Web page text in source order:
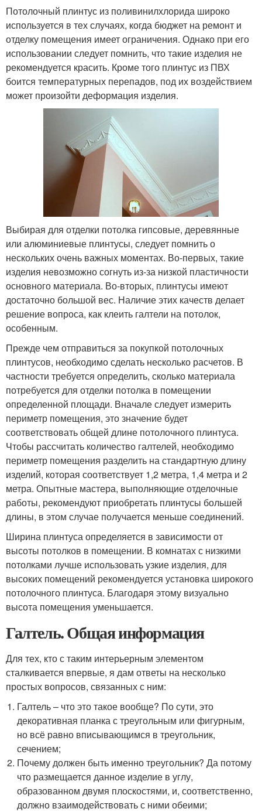
Потолочный плинтус из поливинилхлорида широко
используется в тех случаях, когда бюджет на ремонт и
отделку помещения имеет ограничения. Однако при его
использовании следует помнить, что такие изделия не
рекомендуется красить. Кроме того плинтус из ПВХ
боится температурных перепадов, под их воздействием
может произойти деформация изделия.
Выбирая для отделки потолка гипсовые, деревянные
или алюминиевые плинтусы, следует помнить о
нескольких очень важных моментах. Во-первых, такие
изделия невозможно согнуть из-за низкой пластичности
основного материала. Во-вторых, плинтусы имеют
достаточно большой вес. Наличие этих качеств делает
решение вопроса, как клеить галтели на потолок,
особенным.
Прежде чем отправиться за покупкой потолочных
плинтусов, необходимо сделать несколько расчетов. В
частности требуется определить, сколько материала
потребуется для отделки потолка в помещении
определенной площади. Вначале следует измерить
периметр помещения, это значение будет
соответствовать общей длине потолочного плинтуса.
Чтобы рассчитать количество галтелей, необходимо
периметр помещения разделить на стандартную длину
изделий, которая соответствует 1,2 метра, 1,4 метра и 2
метра. Опытные мастера, выполняющие отделочные
работы, рекомендуют приобретать плинтусы большей
длины, в этом случае получается меньше соединений.
Ширина плинтуса определяется в зависимости от
высоты потолков в помещении. В комнатах с низкими
потолками лучше использовать узкие изделия, для
высоких помещений рекомендуется установка широкого
потолочного плинтуса. Благодаря этому визуально
высота помещения уменьшается.
Галтель. Общая информация
Для тех, кто с таким интерьерным элементом
сталкивается впервые, я дам ответы на несколько
простых вопросов, связанных с ним:
Галтель – что это такое вообще? По сути, это
декоративная планка с треугольным или фигурным,
но всё равно вписывающимся в треугольник,
сечением;
Почему должен быть именно треугольник? Да потому
что размещается данное изделие в углу,
образованном двумя плоскостями, и, соответственно,
должно взаимодействовать с ними обеими;